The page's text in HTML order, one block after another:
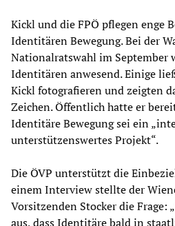
Kickl und die FPÖ pflegen enge
Identitären Bewegung. Bei der
Nationalratswahl im September
Identitären anwesend. Einige
Kickl fotografieren und zeigten
Zeichen. Öffentlich hatte er
Identitäre Bewegung sei ein
unterstützenswertes Projekt“.
Die ÖVP unterstützt die
einem Interview stellte der
Vorsitzenden Stocker die Frage:
aus, dass Identitäre bald in